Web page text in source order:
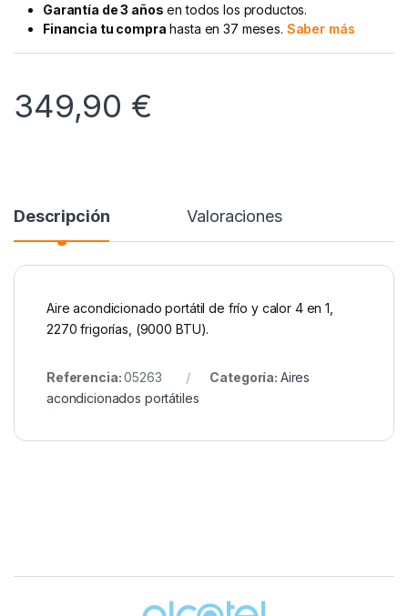
Garantía de 3 años en todos los productos.
Financia tu compra hasta en 37 meses. Saber más
349,90 €
Descripción Valoraciones
Aire acondicionado portátil de frío y calor 4 en 1,
2270 frigorías, (9000 BTU).
Referencia:05263 Categoría: Aires
acondicionados portátiles